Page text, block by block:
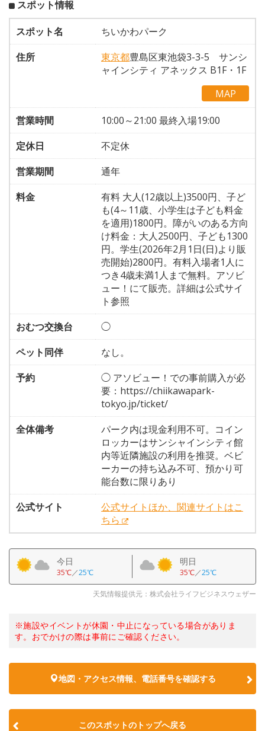
スポット情報
スポット名
ちいかわパーク
住所
東京都豊島区東池袋3-3-5 サンシ
ャインシティ アネックス B1F・1F
MAP
営業時間
10:00～21:00 最終入場19:00
定休日
不定休
営業期間
通年
料金
有料 大人(12歳以上)3500円、子ど
も(4～11歳、小学生は子ども料金
を適用)1800円。障がいのある方向
け料金：大人2500円、子ども1300
円。学生(2026年2月1日(日)より販
売開始)2800円。有料入場者1人に
つき4歳未満1人まで無料。アソビ
ュー！にて販売。詳細は公式サイ
ト参照
おむつ交換台
◯
ペット同伴
なし。
予約
◯ アソビュー！での事前購入が必
要：https://chiikawapark-
tokyo.jp/ticket/
全体備考
パーク内は現金利用不可。コイン
ロッカーはサンシャインシティ館
内等近隣施設の利用を推奨。ベビ
ーカーの持ち込み不可、預かり可
能台数に限りあり
公式サイト
公式サイトほか、関連サイトはこ
ちら
今日
35℃／25℃
明日
35℃／25℃
天気情報提供元：株式会社ライフビジネスウェザー
※施設やイベントが休園・中止になっている場合がありま
す。おでかけの際は事前にご確認ください。
地図・アクセス情報、電話番号を確認する
このスポットのトップへ戻る